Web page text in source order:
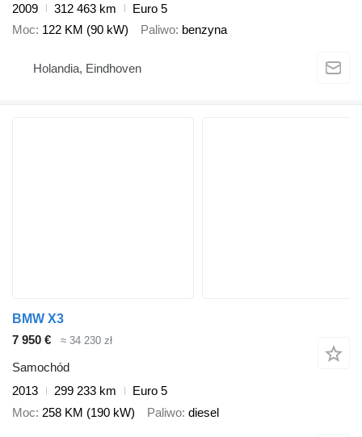
2009
312 463 km
Euro 5
Moc 122 KM (90 kW) Paliwo benzyna
Holandia, Eindhoven
BMW X3
7 950 €
≈ 34 230 zł
Samochód
2013
299 233 km
Euro 5
Moc 258 KM (190 kW) Paliwo diesel